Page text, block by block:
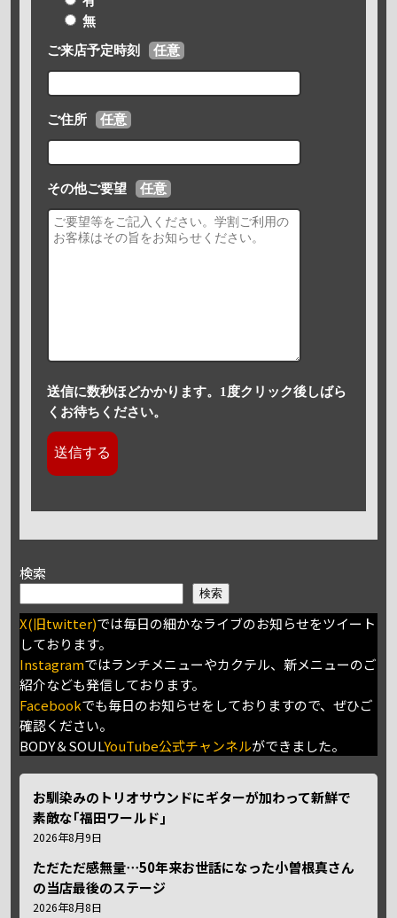
無
ご来店予定時刻 任意
ご住所 任意
その他ご要望 任意
送信に数秒ほどかかります。1度クリック後しばら
くお待ちください。
検索
検索
X(旧twitter)では毎日の細かなライブのお知らせをツイート
しております。
Instagramではランチメニューやカクテル、新メニューのご
紹介なども発信しております。
Facebookでも毎日のお知らせをしておりますので、ぜひご
確認ください。
BODY＆SOULYouTube公式チャンネルができました。
お馴染みのトリオサウンドにギターが加わって新鮮で
素敵な｢福田ワールド｣
2026年8月9日
ただただ感無量⋯50年来お世話になった小曽根真さん
の当店最後のステージ
2026年8月8日